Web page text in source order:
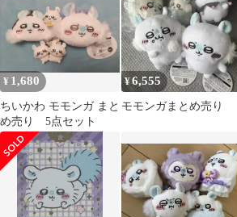
¥ 1,680
ちいかわ モモンガ まと
め売り 5点セット
¥6,555
モモンガまとめ売り